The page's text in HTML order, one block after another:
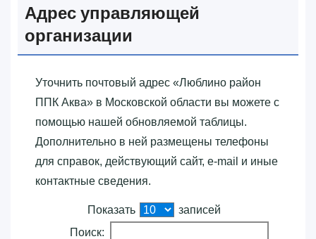
Адрес управляющей
организации
Уточнить почтовый адрес «‎Люблино район
ППК Аква»‎ в Московской области вы можете с
помощью нашей обновляемой таблицы.
Дополнительно в ней размещены телефоны
для справок, действующий сайт, e-mail и иные
контактные сведения.
Показать
записей
Поиск: